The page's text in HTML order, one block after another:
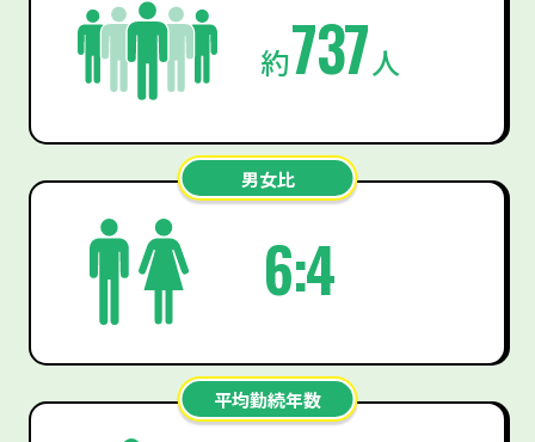
約737人
男女比
6:4
平均勤続年数